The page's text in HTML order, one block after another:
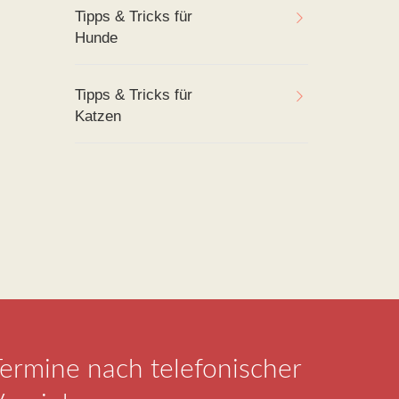
Tipps & Tricks für
Hunde
Tipps & Tricks für
Katzen
nach telefonischer